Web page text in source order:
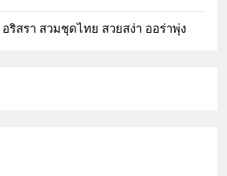
ริสรา สวมชุดไทย สวยสง่า ออร่าพุ่ง